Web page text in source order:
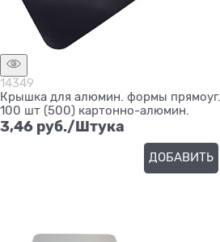
14349
Крышка для алюмин. формы
100 шт (500) картонно-алюмин.
3,46 руб./Штука
ДОБАВИТЬ